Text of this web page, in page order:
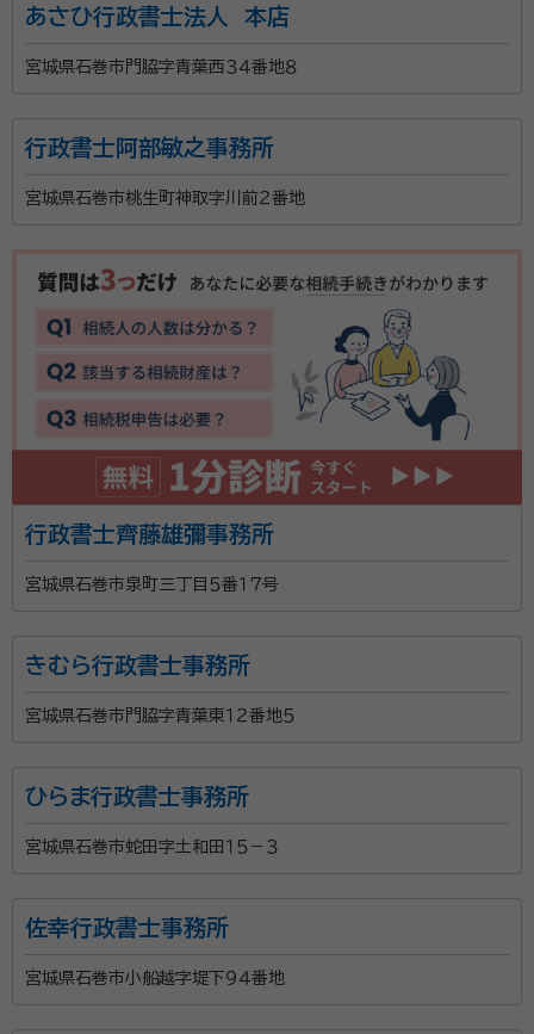
あさひ行政書士法人 本店
宮城県石巻市門脇字青葉西３４番地８
行政書士阿部敏之事務所
宮城県石巻市桃生町神取字川前２番地
行政書士齊藤雄彌事務所
宮城県石巻市泉町三丁目５番１７号
きむら行政書士事務所
宮城県石巻市門脇字青葉東１２番地５
ひらま行政書士事務所
宮城県石巻市蛇田字土和田１５－３
佐幸行政書士事務所
宮城県石巻市小船越字堤下９４番地